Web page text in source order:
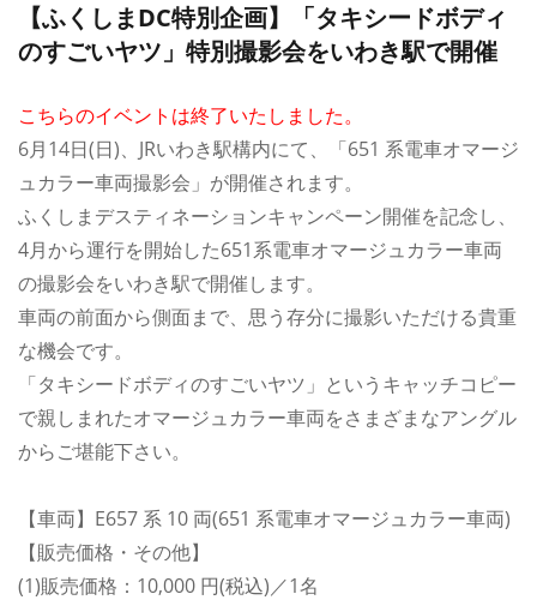
【ふくしまDC特別企画】「タキシードボディ
のすごいヤツ」特別撮影会をいわき駅で開催
こちらのイベントは終了いたしました。
6月14日(日)、JRいわき駅構内にて、「651 系電車オマージ
ュカラー車両撮影会」が開催されます。
ふくしまデスティネーションキャンペーン開催を記念し、
4月から運行を開始した651系電車オマージュカラー車両
の撮影会をいわき駅で開催します。
車両の前面から側面まで、思う存分に撮影いただける貴重
な機会です。
「タキシードボディのすごいヤツ」というキャッチコピー
で親しまれたオマージュカラー車両をさまざまなアングル
からご堪能下さい。
【車両】E657 系 10 両(651 系電車オマージュカラー車両)
【販売価格・その他】
(1)販売価格：10,000 円(税込)／1名